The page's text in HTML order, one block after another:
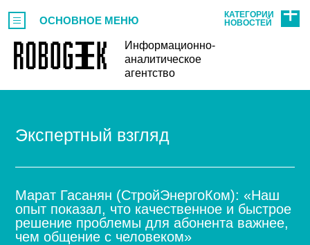
Информационно-
аналитическое
агентство
ОСНОВНОЕ МЕНЮ
КАТЕГОРИИ
НОВОСТЕЙ
Экспертный взгляд
Марат Гасанян (СтройЭнергоКом): «Наш
опыт показал, что качественное и быстрое
решение проблемы для абонента важнее,
чем общение с человеком»